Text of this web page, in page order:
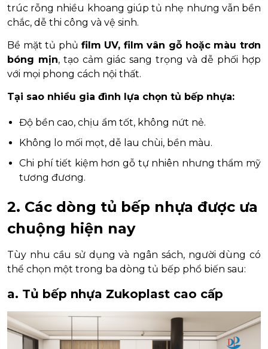
trúc rỗng nhiều khoang giúp tủ nhẹ nhưng vẫn bền
chắc, dễ thi công và vệ sinh.
Bề mặt tủ phủ film UV, film vân gỗ hoặc màu trơn
bóng mịn, tạo cảm giác sang trọng và dễ phối hợp
với mọi phong cách nội thất.
Tại sao nhiều gia đình lựa chọn tủ bếp nhựa:
Độ bền cao, chịu ẩm tốt, không nứt nẻ.
Không lo mối mọt, dễ lau chùi, bền màu.
Chi phí tiết kiệm hơn gỗ tự nhiên nhưng thẩm mỹ
tương đương.
2. Các dòng tủ bếp nhựa được ưa
chuộng hiện nay
Tùy nhu cầu sử dụng và ngân sách, người dùng có
thể chọn một trong ba dòng tủ bếp phổ biến sau:
a. Tủ bếp nhựa Zukoplast cao cấp